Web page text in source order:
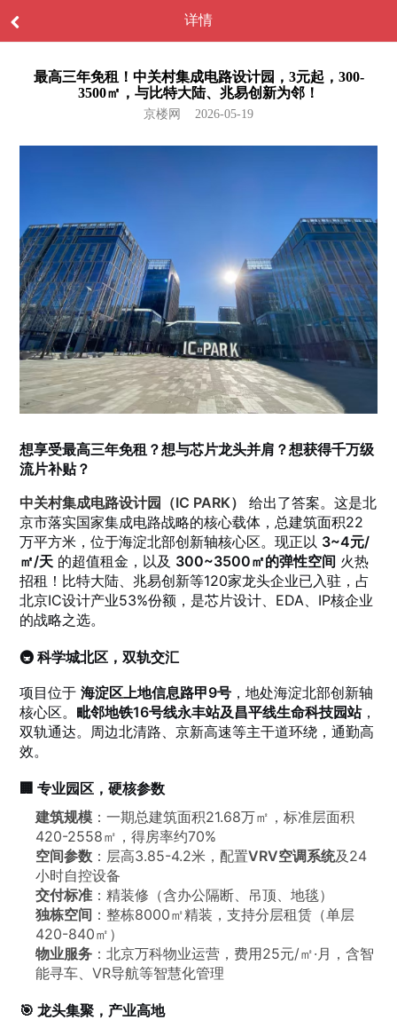
详情
最高三年免租！中关村集成电路设计园，3元起，300-
3500㎡，与比特大陆、兆易创新为邻！
京楼网 2026-05-19
想享受最高三年免租？想与芯片龙头并肩？想获得千万级
流片补贴？
中关村集成电路设计园（IC PARK）
给出了答案。这是北
京市落实国家集成电路战略的核心载体，总建筑面积22
万平方米，位于海淀北部创新轴核心区。现正以 3~4元/
㎡/天 的超值租金，以及 300~3500㎡的弹性空间 火热
招租！比特大陆、兆易创新等120家龙头企业已入驻，占
北京IC设计产业53%份额，是芯片设计、EDA、IP核企业
的战略之选。
🚇 科学城北区，双轨交汇
项目位于海淀区上地信息路甲9号 ，地处海淀北部创新轴
核心区。 毗邻地铁16号线永丰站及昌平线生命科技园站，
双轨通达。周边北清路、京新高速等主干道环绕，通勤高
效。
🏢 专业园区，硬核参数
建筑规模 ：一期总建筑面积21.68万㎡，标准层面积
420-2558㎡，得房率约70%
空间参数 ：层高3.85-4.2米，配置VRV空调系统及24
小时自控设备
交付标准 ：精装修（含办公隔断、吊顶、地毯）
独栋空间 ：整栋8000㎡精装，支持分层租赁（单层
420-840㎡）
物业服务 ：北京万科物业运营，费用25元/㎡·月，含智
能寻车、VR导航等智慧化管理
🎯 龙头集聚，产业高地